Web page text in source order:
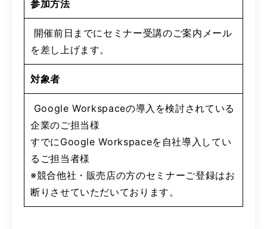
参加方法
開催前日までにセミナー受講のご案内メール
を差し上げます。
対象者
Google Workspaceの導入を検討されている
企業のご担当様
すでにGoogle Workspaceを自社導入してい
るご担当者様
※競合他社・販売店の方のセミナーご登録はお
断りさせていただいております。